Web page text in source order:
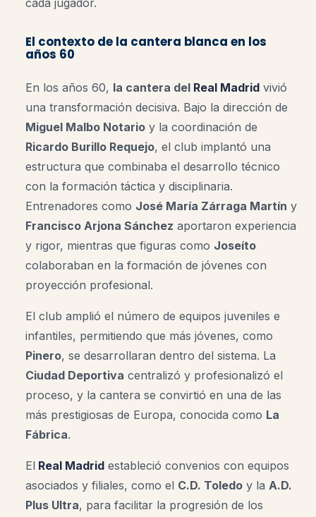
cada jugador.
El contexto de la cantera blanca en los
años 60
En los años 60, la cantera del Real Madrid vivió
una transformación decisiva. Bajo la dirección de
Miguel Malbo Notario y la coordinación de
Ricardo Burillo Requejo, el club implantó una
estructura que combinaba el desarrollo técnico
con la formación táctica y disciplinaria.
Entrenadores como José María Zárraga Martín y
Francisco Arjona Sánchez aportaron experiencia
y rigor, mientras que figuras como Joseíto
colaboraban en la formación de jóvenes con
proyección profesional.
El club amplió el número de equipos juveniles e
infantiles, permitiendo que más jóvenes, como
Pinero, se desarrollaran dentro del sistema. La
Ciudad Deportiva centralizó y profesionalizó el
proceso, y la cantera se convirtió en una de las
más prestigiosas de Europa, conocida como La
Fábrica.
El Real Madrid estableció convenios con equipos
asociados y filiales, como el C.D. Toledo y la A.D.
Plus Ultra, para facilitar la progresión de los